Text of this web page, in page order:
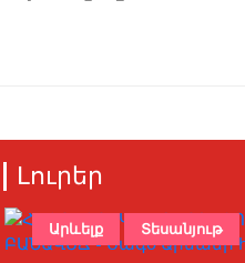
Լուրեր
Արևելք Տեսանյութ